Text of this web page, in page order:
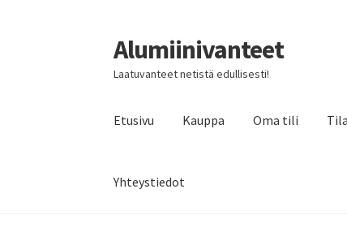
Siirry
navigointiin
Siirry
sisältöön
Alumiinivanteet
Laatuvanteet netistä edullisesti!
Etusivu Kauppa Oma tili
Yhteystiedot